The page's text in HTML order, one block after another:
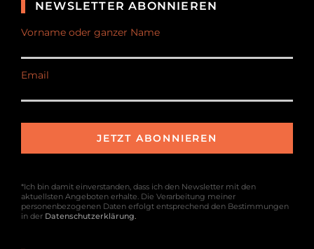
NEWSLETTER ABONNIEREN
Vorname oder ganzer Name
Email
*Ich bin damit einverstanden, dass ich den Newsletter mit den
aktuellsten Angeboten erhalte. Die Verarbeitung meiner
personenbezogenen Daten erfolgt entsprechend den Bestimmungen
in der Datenschutzerklärung.